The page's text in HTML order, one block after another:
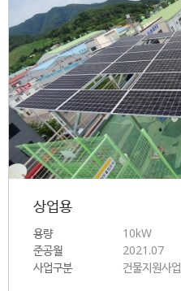
상업용
용량
10kW
준공월
2021.07
사업구분
건물지원사업